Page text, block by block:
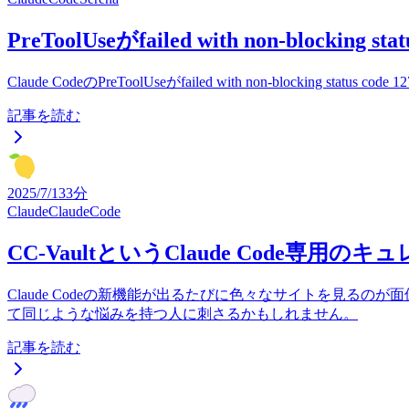
PreToolUseがfailed with non-blocking
Claude CodeのPreToolUseがfailed with non-blocking status
記事を読む
2025/7/133分
ClaudeClaudeCode
CC-VaultというClaude Code専用のキ
Claude Codeの新機能が出るたびに色々なサイトを見るのが
て同じような悩みを持つ人に刺さるかもしれません。
記事を読む